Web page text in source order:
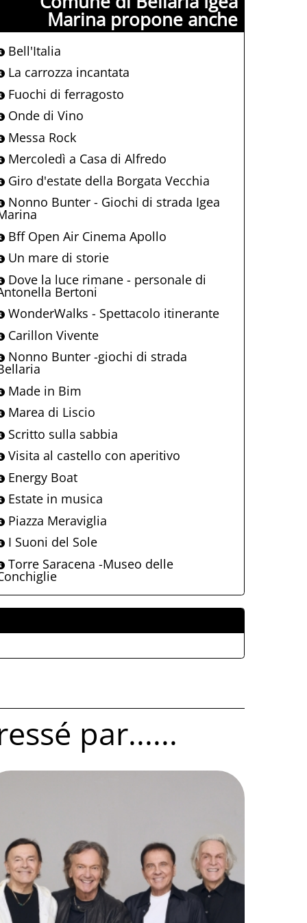
Marina propone anche
Bell'Italia
La carrozza incantata
Fuochi di ferragosto
Onde di Vino
Messa Rock
Mercoledì a Casa di Alfredo
Giro d'estate della Borgata Vecchia
Nonno Bunter - Giochi di strada Igea
Bff Open Air Cinema Apollo
Un mare di storie
Dove la luce rimane - personale di
Bertoni
WonderWalks - Spettacolo itinerante
Carillon Vivente
Nonno Bunter -giochi di strada
Made in Bim
Marea di Liscio
Scritto sulla sabbia
Visita al castello con aperitivo
Energy Boat
Estate in musica
Piazza Meraviglia
I Suoni del Sole
Torre Saracena -Museo delle
par......